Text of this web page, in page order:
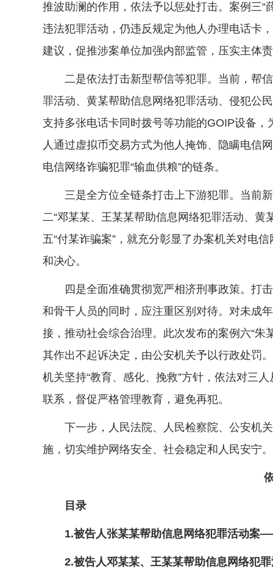
推波助澜的作用，依法予以惩处打击。案例三
违法犯罪活动，仍违反规定为他人办理电话卡
建议，促推涉案单位加强内部监管，压实主体
二是依法打击新型帮信等犯罪。当前，帮信
罪活动、黄某帮助信息网络犯罪活动、侵犯公
支持多张电话卡同时拨号等功能的GOIP设备
人通过虚拟币交易方式为他人掩饰、隐瞒电信
电信网络诈骗犯罪“输血供粮”的链条。
三是全方位全链条打击上下游犯罪。当前新
二“邓某某、王某某帮助信息网络犯罪活动、黄
五“付某诈骗案”，就充分彰显了办案机关对电
和决心。
四是全面准确贯彻宽严相济刑事政策。打击
和骨干人员的同时，应注重区别对待。对未成
接，推动社会综合治理。此次发布的案例六“
其作出不起诉决定，由公安机关予以行政处罚
机关坚持“教育、感化、挽救”方针，依法对三
联系，督促严格管理教育，避免再犯。
下一步，人民法院、人民检察院、公安机关
施，切实维护网络安全、社会稳定和人民安宁。
目录
1.被告人张某某帮助信息网络犯罪活动案——
2.被告人邓某某、王某某帮助信息网络犯罪